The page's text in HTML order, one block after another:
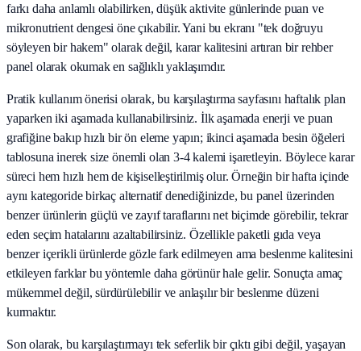
farkı daha anlamlı olabilirken, düşük aktivite günlerinde puan ve
mikronutrient dengesi öne çıkabilir. Yani bu ekranı "tek doğruyu
söyleyen bir hakem" olarak değil, karar kalitesini artıran bir rehber
panel olarak okumak en sağlıklı yaklaşımdır.
Pratik kullanım önerisi olarak, bu karşılaştırma sayfasını haftalık plan
yaparken iki aşamada kullanabilirsiniz. İlk aşamada enerji ve puan
grafiğine bakıp hızlı bir ön eleme yapın; ikinci aşamada besin öğeleri
tablosuna inerek size önemli olan 3-4 kalemi işaretleyin. Böylece karar
süreci hem hızlı hem de kişiselleştirilmiş olur. Örneğin bir hafta içinde
aynı kategoride birkaç alternatif denediğinizde, bu panel üzerinden
benzer ürünlerin güçlü ve zayıf taraflarını net biçimde görebilir, tekrar
eden seçim hatalarını azaltabilirsiniz. Özellikle paketli gıda veya
benzer içerikli ürünlerde gözle fark edilmeyen ama beslenme kalitesini
etkileyen farklar bu yöntemle daha görünür hale gelir. Sonuçta amaç
mükemmel değil, sürdürülebilir ve anlaşılır bir beslenme düzeni
kurmaktır.
Son olarak, bu karşılaştırmayı tek seferlik bir çıktı gibi değil, yaşayan